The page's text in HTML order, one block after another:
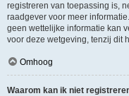
registreren van toepassing is,
raadgever voor meer
geen wettelijke informatie kan
voor deze wetgeving, tenzij dit
Omhoog
Waarom kan ik niet